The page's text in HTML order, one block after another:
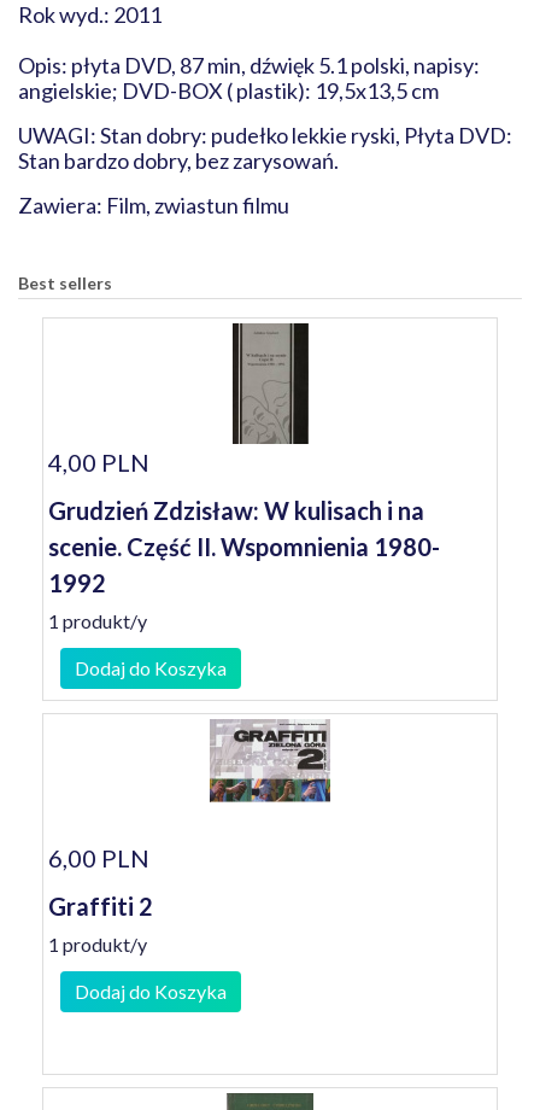
Rok wyd.: 2011
Opis: płyta DVD, 87 min, dźwięk 5.1 polski, napisy:
angielskie; DVD-BOX ( plastik): 19,5x13,5 cm
UWAGI: Stan dobry: pudełko lekkie ryski, Płyta DVD:
Stan bardzo dobry, bez zarysowań.
Zawiera: Film, zwiastun filmu
Best sellers
4,00 PLN
Grudzień Zdzisław: W kulisach i na
scenie. Część II. Wspomnienia 1980-
1992
1 produkt/y
Dodaj do Koszyka
6,00 PLN
Graffiti 2
1 produkt/y
Dodaj do Koszyka